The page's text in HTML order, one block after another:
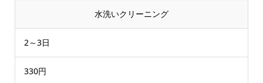
水洗いクリーニング
2～3日
330円